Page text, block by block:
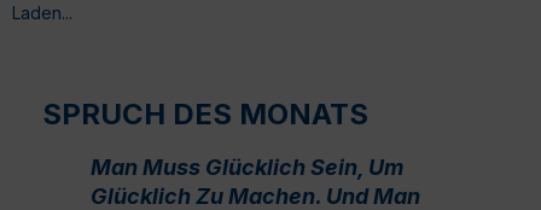
Laden...
SPRUCH DES MONATS
Man Muss Glücklich Sein, Um
Glücklich Zu Machen. Und Man